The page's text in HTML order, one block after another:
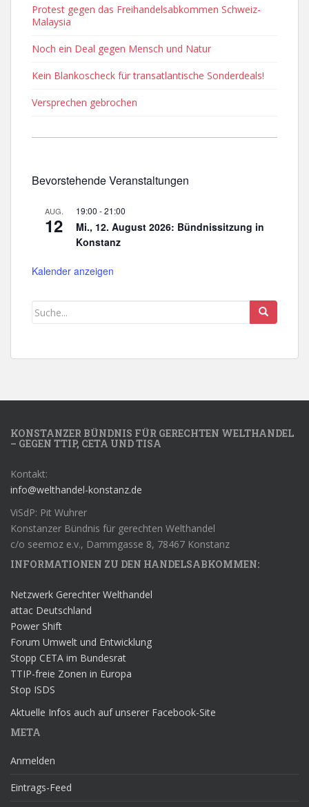
Protest gegen das Freihandelsabkommen Schweiz-
Malaysia
Noch ein Deal gegen Mensch und Natur
Kein Blankoscheck für transatlantische Sonderdeals!
Versprechen gebrochen
Bevorstehende Veranstaltungen
AUG.
12
19:00 -21:00
Mi., 12. August 2026: Bündnissitzung in
Konstanz
Kalender anzeigen
KONSTANZER BÜNDNIS FÜR GERECHTEN WELTHANDEL
– GEGEN TTIP, CETA UND TISA
Kontakt:
info@welthandel-konstanz.de
ViSdP: Pit Wuhrer
Konstanzer Bündnis für gerechten Welthandel
c/o seemoz e.v., Dammgasse 8, 78467 Konstanz
INFORMATIONEN ZU DEN HANDELSABKOMMEN:
Netzwerk Gerechter Welthandel
attac Deutschland
Power Shift
Forum Umwelt und Entwicklung
Stopp CETA im Bundesrat
TTIP-freie Zonen in Europa
Stop ISDS
Aktuelle Infos auch auf unserer Facebook-Site
META
Anmelden
Eintrags-Feed